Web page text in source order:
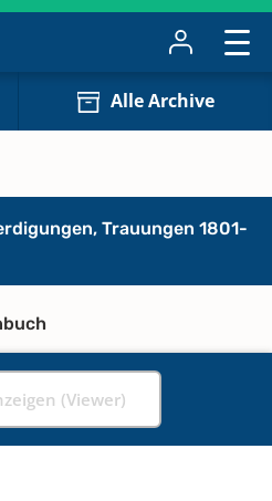
Alle Archive
Trauungen 1801-
(Viewer)